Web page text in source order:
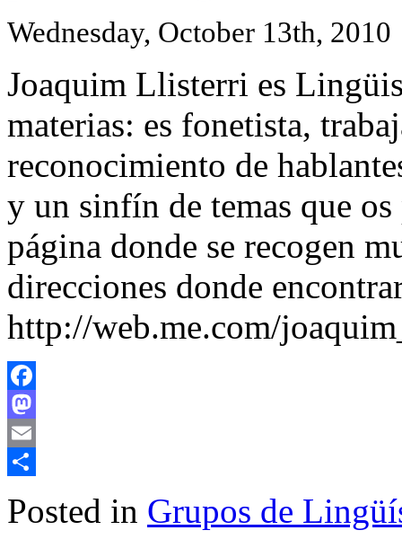
Wednesday, October 13th, 2010
Joaquim Llisterri es
materias: es fonetista,
reconocimiento de
y un sinfín de temas que os
página donde se recogen
direcciones donde
http://web.me.com/
Facebook
Mastodon
Email
Posted in Grupos de